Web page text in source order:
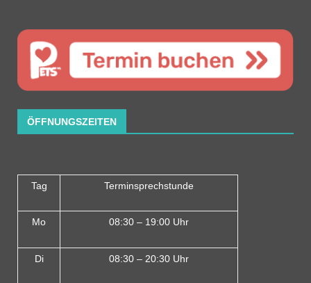
ÖFFNUNGSZEITEN
Tag Terminsprechstunde
Mo 08:30 – 19:00 Uhr
Di 08:30 – 20:30 Uhr